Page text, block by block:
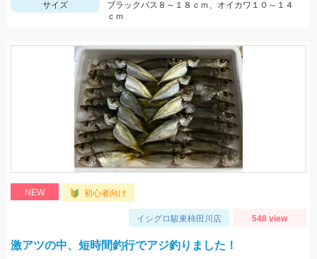
サイズ
ブラックバス８～１８ｃｍ、オイカワ１０～１４
ｃｍ
NEW 初心者向け
イシグロ駿東柿田川店 548 view
激アツの中、短時間釣行でアジ釣りました！